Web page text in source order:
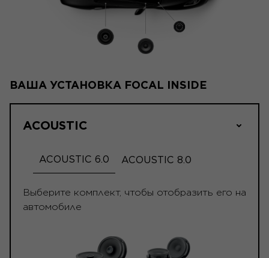
ВАША УСТАНОВКА FOCAL INSIDE
ACOUSTIC
ACOUSTIC 6.0 ACOUSTIC 8.0
Выберите комплект, чтобы отобразить его на
автомобиле